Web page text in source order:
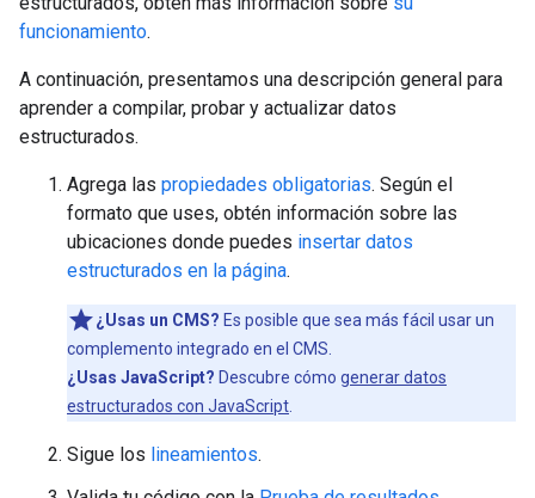
funcionamiento.
A continuación, presentamos una descripción general para
aprender a compilar, probar y actualizar datos
estructurados.
Agrega las propiedades obligatorias. Según el
formato que uses, obtén información sobre las
ubicaciones donde puedes insertar datos
estructurados en la página.
¿Usas un CMS? Es posible que sea más fácil usar un
complemento integrado en el CMS.
¿Usas JavaScript? Descubre cómo generar datos
estructurados con JavaScript
Sigue los lineamientos.